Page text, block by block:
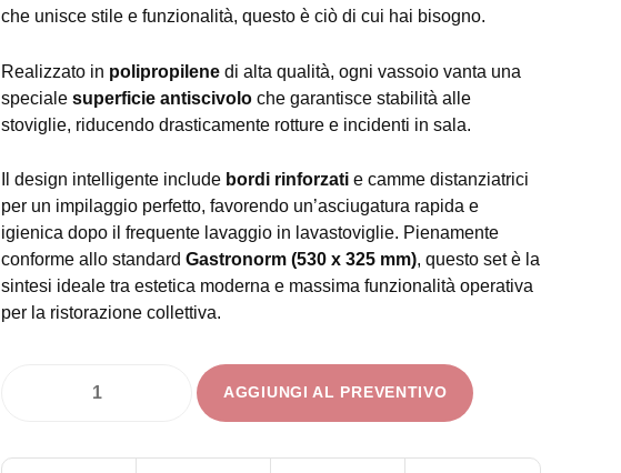
che unisce stile e funzionalità, questo è ciò di cui hai bisogno.
Realizzato in polipropilene di alta qualità, ogni vassoio vanta una
speciale superficie antiscivolo che garantisce stabilità alle
stoviglie, riducendo drasticamente rotture e incidenti in sala.
Il design intelligente include bordi rinforzati e camme distanziatrici
per un impilaggio perfetto, favorendo un’asciugatura rapida e
igienica dopo il frequente lavaggio in lavastoviglie. Pienamente
conforme allo standard Gastronorm (530 x 325 mm), questo set è la
sintesi ideale tra estetica moderna e massima funzionalità operativa
per la ristorazione collettiva.
mensa
AGGIUNGI AL PREVENTIVO